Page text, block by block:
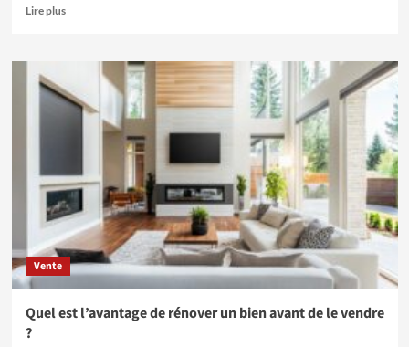
Lire plusEn
Comment
obtenir
des
conseils
droit
immobilier
?
Vente
Quel est l’avantage de rénover un bien avant de le vendre
?